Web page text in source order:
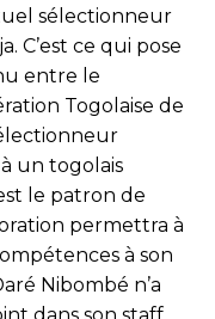
sélectionneur
C’est ce qui pose
entre le
Togolaise de
un togolais
le patron de
permettra à
à son
Nibombé n’a
dans son staff